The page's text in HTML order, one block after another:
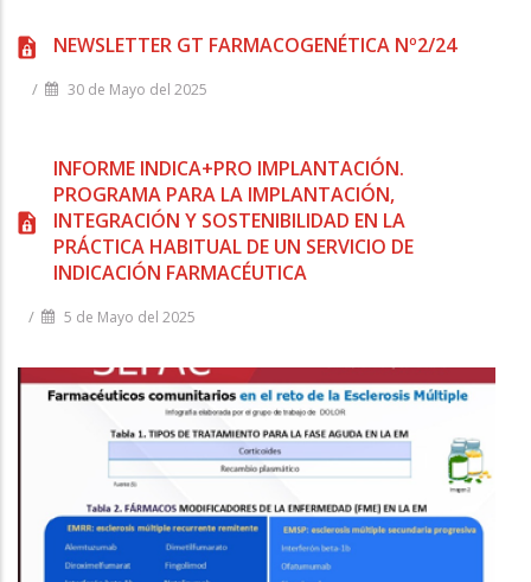
NEWSLETTER GT FARMACOGENÉTICA Nº2/24
/ 30 de Mayo del 2025
INFORME INDICA+PRO IMPLANTACIÓN.
PROGRAMA PARA LA IMPLANTACIÓN,
INTEGRACIÓN Y SOSTENIBILIDAD EN LA
PRÁCTICA HABITUAL DE UN SERVICIO DE
INDICACIÓN FARMACÉUTICA
/ 5 de Mayo del 2025